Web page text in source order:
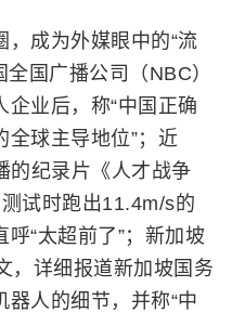
，成为外媒眼中的“流
国广播公司（NBC）
业后，称“中国正确
全球主导地位”；近
的纪录片《人才战争
试时跑出11.4m/s的
“太超前了”；新加坡
，详细报道新加坡国务
人的细节，并称“中